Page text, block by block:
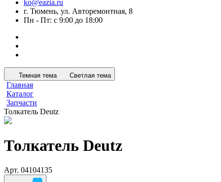
ko@eazia.ru
г. Тюмень, ул. Авторемонтная, 8
Пн - Пт: с 9:00 до 18:00
Темная тема Светлая тема
Главная
Каталог
Запчасти
Толкатель Deutz
Толкатель Deutz
Арт. 04104135